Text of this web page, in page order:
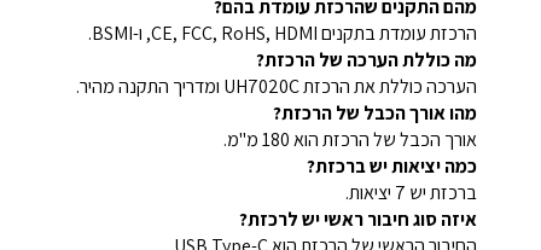
מהם התקנים שהרכזת עומדת בהם?
הרכזת עומדת בתקנים CE, FCC, RoHS, HDMI, ו-BSMI.
מה כוללת הערכה של הרכזת?
הערכה כוללת את הרכזת UH7020C ומדריך התקנה מהיר.
מהו אורך הכבל של הרכזת?
אורך הכבל של הרכזת הוא 180 מ"מ.
כמה יציאות יש ברכזת?
ברכזת יש 7 יציאות.
איזה סוג חיבור ראשי יש לרכזת?